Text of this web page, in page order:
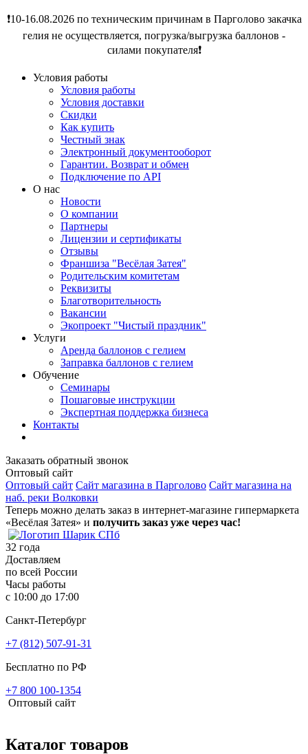
❗️10-16.08.2026 по техническим причинам в Парголово закачка
гелия не осуществляется, погрузка/выгрузка баллонов -
силами покупателя❗️
Условия работы
Условия работы
Условия доставки
Скидки
Как купить
Честный знак
Электронный документооборот
Гарантии. Возврат и обмен
Подключение по API
О нас
Новости
О компании
Партнеры
Лицензии и сертификаты
Отзывы
Франшиза "Весёлая Затея"
Родительским комитетам
Реквизиты
Благотворительность
Вакансии
Экопроект "Чистый праздник"
Услуги
Аренда баллонов с гелием
Заправка баллонов с гелием
Обучение
Семинары
Пошаговые инструкции
Экспертная поддержка бизнеса
Контакты
Заказать обратный звонок
Оптовый сайт
Оптовый сайт Сайт магазина в Парголово Сайт магазина на
наб. реки Волковки
Теперь можно делать заказ в интернет-магазине гипермаркета
«Весёлая Затея» и получить заказ уже через час!
32 года
Доставляем
по всей России
Часы работы
с 10:00 до 17:00
Санкт-Петербург
+7 (812) 507-91-31
Бесплатно по РФ
+7 800 100-1354
Оптовый сайт
Каталог товаров